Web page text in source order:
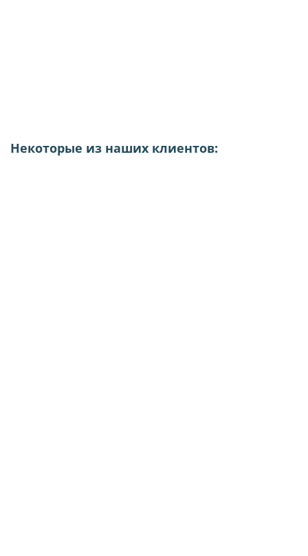
Некоторые из наших клиентов: